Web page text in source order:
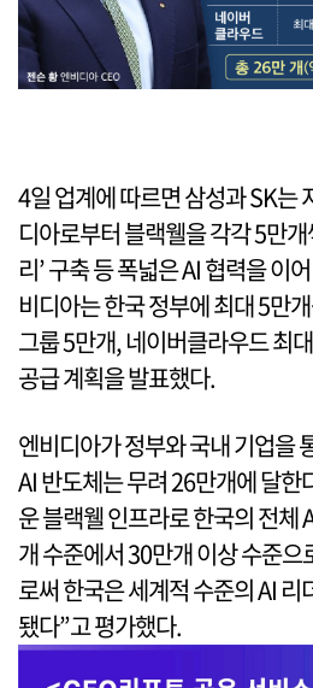
4일 업계에 따르면 삼성과 SK는
디아로부터 블랙웰을 각각 5만
리’ 구축 등 폭넓은 AI 협력을 이
비디아는 한국 정부에 최대 5만
그룹 5만개, 네이버클라우드 최
공급 계획을 발표했다.
엔비디아가 정부와 국내 기업을
AI 반도체는 무려 26만개에 달한
운 블랙웰 인프라로 한국의 전체
개 수준에서 30만개 이상 수준으
로써 한국은 세계적 수준의 AI
됐다”고 평가했다.